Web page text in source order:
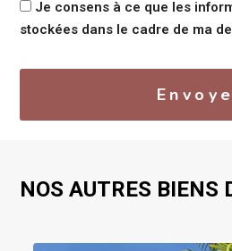
Je consens à ce que les
stockées dans le cadre de ma
NOS AUTRES BIENS